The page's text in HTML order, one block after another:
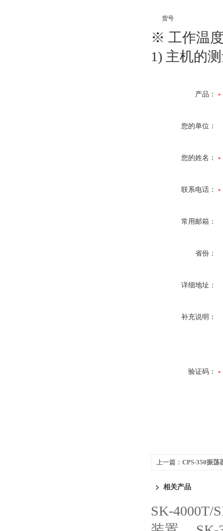
货号
※ 工作温
1) 主机的
产品：
您的单位：
您的姓名：
联系电话：
常用邮箱：
省份：
详细地址：
补充说明：
验证码：
上一篇： CPS-350振荡
相关产品
SK-4000T/